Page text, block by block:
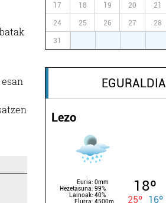
17 18 19 20 21
24 25 26 27 28
31
EGURALDIA
Lezo
Euria: 0mm
Hezetasuna: 99%
Lainoak: 40%
Elurra: 4500m
18º
25º 16º